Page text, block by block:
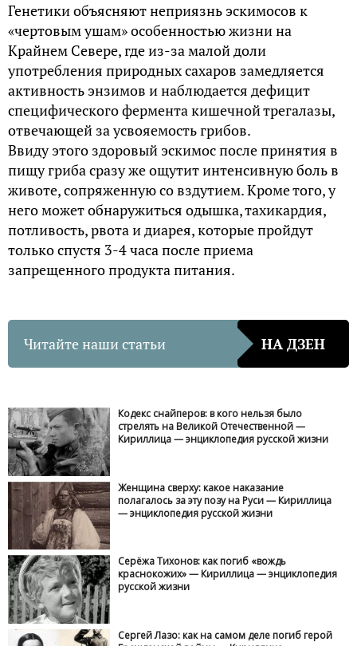
Генетики объясняют неприязнь эскимосов к
«чертовым ушам» особенностью жизни на
Крайнем Севере, где из-за малой доли
употребления природных сахаров замедляется
активность энзимов и наблюдается дефицит
специфического фермента кишечной трегалазы,
отвечающей за усвояемость грибов.
Ввиду этого здоровый эскимос после принятия в
пищу гриба сразу же ощутит интенсивную боль в
животе, сопряженную со вздутием. Кроме того, у
него может обнаружиться одышка, тахикардия,
потливость, рвота и диарея, которые пройдут
только спустя 3-4 часа после приема
запрещенного продукта питания.
Читайте наши статьи НА ДЗЕН
Кодекс снайперов: в кого нельзя было
стрелять на Великой Отечественной —
Кириллица — энциклопедия русской жизни
Женщина сверху: какое наказание
полагалось за эту позу на Руси — Кириллица
— энциклопедия русской жизни
Серёжа Тихонов: как погиб «вождь
краснокожих» — Кириллица — энциклопедия
русской жизни
Сергей Лазо: как на самом деле погиб герой